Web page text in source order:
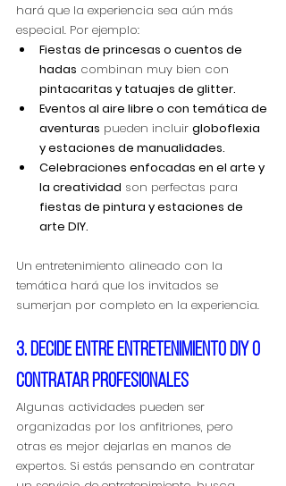
hará que la experiencia sea aún más
especial. Por ejemplo:
Fiestas de princesas o cuentos de
hadas combinan muy bien con
pintacaritas y tatuajes de glitter.
Eventos al aire libre o con temática de
aventuras pueden incluir globoflexia
y estaciones de manualidades.
Celebraciones enfocadas en el arte y
la creatividad son perfectas para
fiestas de pintura y estaciones de
arte DIY.
Un entretenimiento alineado con la
temática hará que los invitados se
sumerjan por completo en la experiencia.
3. Decide entre entretenimiento DIY o
contratar profesionales
Algunas actividades pueden ser
organizadas por los anfitriones, pero
otras es mejor dejarlas en manos de
expertos. Si estás pensando en contratar